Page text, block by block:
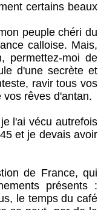
certains beaux
peuple chéri du
calloise. Mais,
permettez-moi de
d'une secrète et
ravir tous vos
rêves d'antan.
l'ai vécu autrefois
et je devais avoir
de France, qui
présents :
le temps du café